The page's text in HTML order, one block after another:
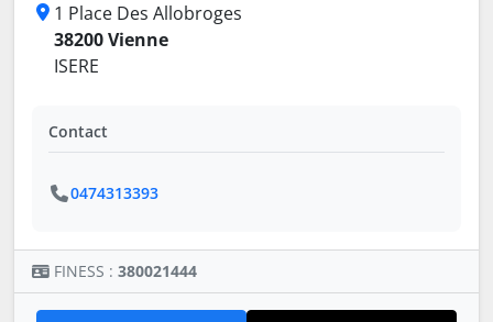
1 Place Des Allobroges
38200 Vienne
ISERE
Contact
0474313393
FINESS : 380021444